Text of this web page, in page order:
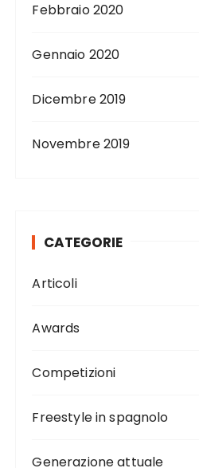
Febbraio 2020
Gennaio 2020
Dicembre 2019
Novembre 2019
CATEGORIE
Articoli
Awards
Competizioni
Freestyle in spagnolo
Generazione attuale